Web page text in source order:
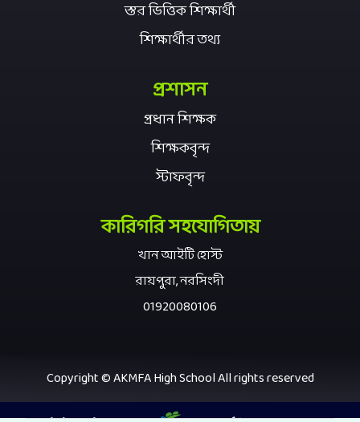
স্তর ভিত্তিক শিক্ষার্থী
শিক্ষার্থীর তথ্য
প্রশাসন
প্রধান শিক্ষক
শিক্ষকবৃন্দ
স্টাফবৃন্দ
কারিগরি সহযোগিতায়
খান আইটি হোস্ট
রায়পুরা, নরসিংদী
01920080106
Copyright © AKMFA High School All rights reserved